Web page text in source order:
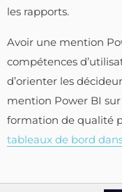
les rapports.
Avoir une mention
compétences
d’orienter les
mention Power BI
formation de qualité
tableaux de bord